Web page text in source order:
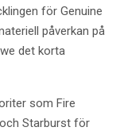
för Genuine
påverkan på
det korta
som Fire
och Starburst för